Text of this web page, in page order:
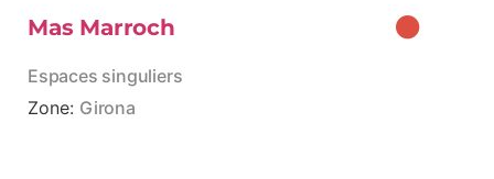
Mas Marroch
Espaces singuliers
Zone: Girona